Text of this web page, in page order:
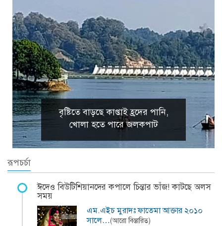
বৃষ্টিতে বাড়ছে কাপ্তাই হ্রদের পানি,
খোলা হতে পারে জলকপাট
রূপচর্চা
ঈদেও বিউটিশিয়ানদের কপালে চিন্তার ভাঁজ! কাটছে অলস
সময়
এম.এইচ মুরাদঃ ফাতেমা আক্তার ২০১০
সালে…(আরো বিস্তারিত)